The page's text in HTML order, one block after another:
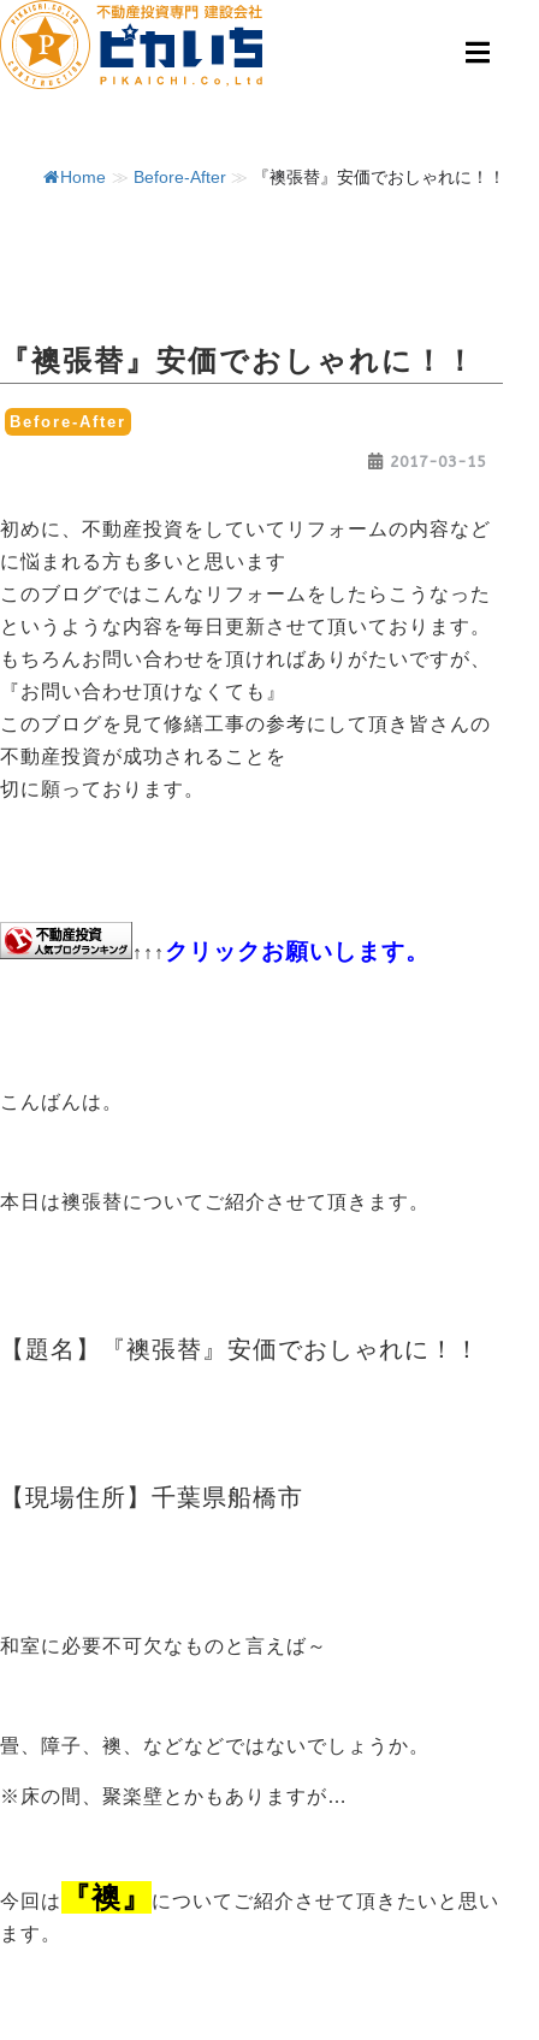
Home ≫ Before-After ≫ 『襖張替』安価でおしゃれに！！
『襖張替』安価でおしゃれに！！
Before-After
2017-03-15
初めに、不動産投資をしていてリフォームの内容など
に悩まれる方も多いと思います
このブログではこんなリフォームをしたらこうなった
というような内容を毎日更新させて頂いております。
もちろんお問い合わせを頂ければありがたいですが、
『お問い合わせ頂けなくても』
このブログを見て修繕工事の参考にして頂き皆さんの
不動産投資が成功されることを
切に願っております。
↑↑↑ クリックお願いします。
こんばんは。
本日は襖張替についてご紹介させて頂きます。
【題名】『襖張替』安価でおしゃれに！！
【現場住所】千葉県船橋市
和室に必要不可欠なものと言えば～
畳、障子、襖、などなどではないでしょうか。
※床の間、聚楽壁とかもありますが…
今回は 『襖』
についてご紹介させて頂きたいと思い
ます。